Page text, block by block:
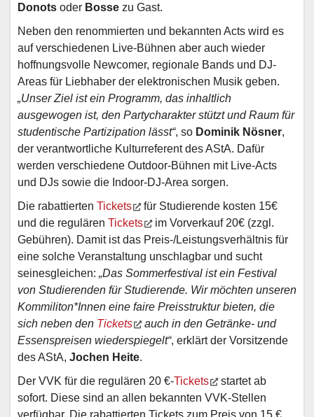
Donots oder Bosse zu Gast.
Neben den renommierten und bekannten Acts wird es
auf verschiedenen Live-Bühnen aber auch wieder
hoffnungsvolle Newcomer, regionale Bands und DJ-
Areas für Liebhaber der elektronischen Musik geben.
„Unser Ziel ist ein Programm, das inhaltlich
ausgewogen ist, den Partycharakter stützt und Raum für
studentische Partizipation lässt“, so Dominik Nösner,
der verantwortliche Kulturreferent des AStA. Dafür
werden verschiedene Outdoor-Bühnen mit Live-Acts
und DJs sowie die Indoor-DJ-Area sorgen.
Die rabattierten Tickets
für Studierende kosten 15€
und die regulären Tickets
im Vorverkauf 20€ (zzgl.
Gebühren). Damit ist das Preis-/Leistungsverhältnis für
eine solche Veranstaltung unschlagbar und sucht
seinesgleichen: „Das Sommerfestival ist ein Festival
von Studierenden für Studierende. Wir möchten unseren
Kommiliton*Innen eine faire Preisstruktur bieten, die
sich neben den Tickets
auch in den Getränke- und
Essenspreisen wiederspiegelt“, erklärt der Vorsitzende
des AStA, Jochen Heite.
Der VVK für die regulären 20 €-Tickets
startet ab
sofort. Diese sind an allen bekannten VVK-Stellen
verfügbar. Die rabattierten Tickets zum Preis von 15 €